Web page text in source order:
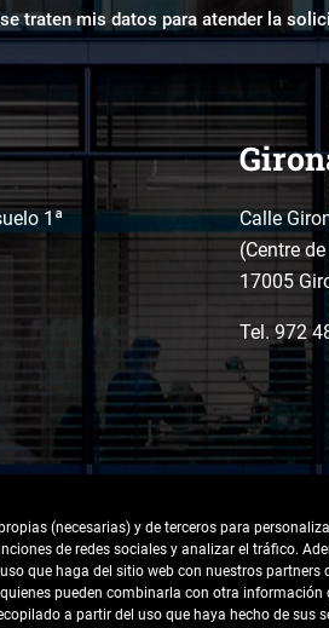
(necesarias) y de terceros para
de redes sociales y analizar el tráfico.
que haga del sitio web con nuestros partners
pueden combinarla con otra información
a partir del uso que haya hecho de sus
traten mis datos para atender la
1ª
Calle
(Centre
17005
Tel.972